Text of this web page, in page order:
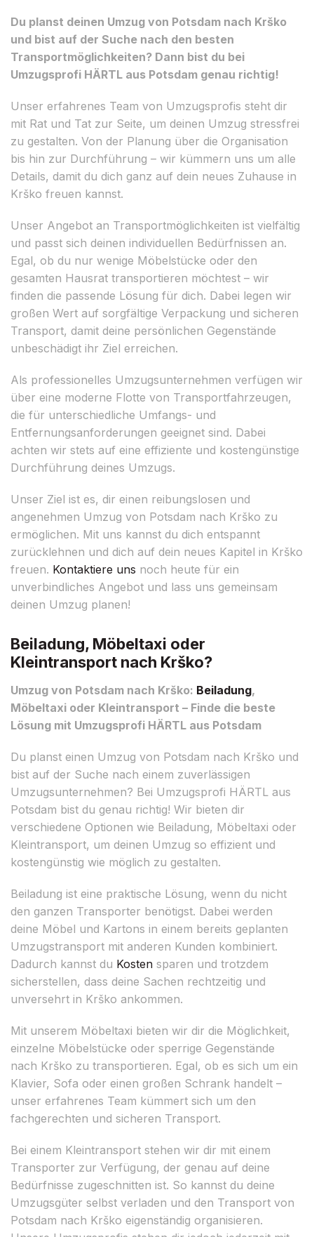
Du planst deinen Umzug von Potsdam nach Krško
und bist auf der Suche nach den besten
Transportmöglichkeiten? Dann bist du bei
Umzugsprofi HÄRTL aus Potsdam genau richtig!
Unser erfahrenes Team von Umzugsprofis steht dir
mit Rat und Tat zur Seite, um deinen Umzug stressfrei
zu gestalten. Von der Planung über die Organisation
bis hin zur Durchführung – wir kümmern uns um alle
Details, damit du dich ganz auf dein neues Zuhause in
Krško freuen kannst.
Unser Angebot an Transportmöglichkeiten ist vielfältig
und passt sich deinen individuellen Bedürfnissen an.
Egal, ob du nur wenige Möbelstücke oder den
gesamten Hausrat transportieren möchtest – wir
finden die passende Lösung für dich. Dabei legen wir
großen Wert auf sorgfältige Verpackung und sicheren
Transport, damit deine persönlichen Gegenstände
unbeschädigt ihr Ziel erreichen.
Als professionelles Umzugsunternehmen verfügen wir
über eine moderne Flotte von Transportfahrzeugen,
die für unterschiedliche Umfangs- und
Entfernungsanforderungen geeignet sind. Dabei
achten wir stets auf eine effiziente und kostengünstige
Durchführung deines Umzugs.
Unser Ziel ist es, dir einen reibungslosen und
angenehmen Umzug von Potsdam nach Krško zu
ermöglichen. Mit uns kannst du dich entspannt
zurücklehnen und dich auf dein neues Kapitel in Krško
freuen. Kontaktiere uns noch heute für ein
unverbindliches Angebot und lass uns gemeinsam
deinen Umzug planen!
Beiladung, Möbeltaxi oder
Kleintransport nach Krško?
Umzug von Potsdam nach Krško: Beiladung,
Möbeltaxi oder Kleintransport – Finde die beste
Lösung mit Umzugsprofi HÄRTL aus Potsdam
Du planst einen Umzug von Potsdam nach Krško und
bist auf der Suche nach einem zuverlässigen
Umzugsunternehmen? Bei Umzugsprofi HÄRTL aus
Potsdam bist du genau richtig! Wir bieten dir
verschiedene Optionen wie Beiladung, Möbeltaxi oder
Kleintransport, um deinen Umzug so effizient und
kostengünstig wie möglich zu gestalten.
Beiladung ist eine praktische Lösung, wenn du nicht
den ganzen Transporter benötigst. Dabei werden
deine Möbel und Kartons in einem bereits geplanten
Umzugstransport mit anderen Kunden kombiniert.
Dadurch kannst du Kosten sparen und trotzdem
sicherstellen, dass deine Sachen rechtzeitig und
unversehrt in Krško ankommen.
Mit unserem Möbeltaxi bieten wir dir die Möglichkeit,
einzelne Möbelstücke oder sperrige Gegenstände
nach Krško zu transportieren. Egal, ob es sich um ein
Klavier, Sofa oder einen großen Schrank handelt –
unser erfahrenes Team kümmert sich um den
fachgerechten und sicheren Transport.
Bei einem Kleintransport stehen wir dir mit einem
Transporter zur Verfügung, der genau auf deine
Bedürfnisse zugeschnitten ist. So kannst du deine
Umzugsgüter selbst verladen und den Transport von
Potsdam nach Krško eigenständig organisieren.